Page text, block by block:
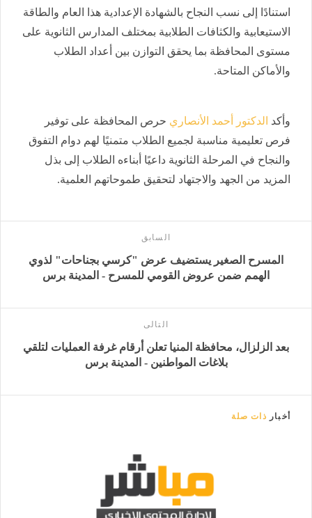
استنادًا إلى نسب النجاح بالشهادة الإعدادية هذا العام والطاقة
الاستيعابية والكثافات الطلابية بمختلف المدارس الثانوية على
مستوى المحافظة بما يحقق التوازن بين أعداد الطلاب
والأماكن المتاحة.
وأكد الدكتور أحمد الأنصاري حرص المحافظة على توفير
فرص تعليمية مناسبة لجميع الطلاب متمنيًا لهم دوام التفوق
والنجاح في المرحلة الثانوية داعيًا أبناءه الطلاب إلى بذل
المزيد من الجهد والاجتهاد لتحقيق طموحاتهم العلمية.
السابق
المسرح الصغير يستضيف عرض "كرسي بجناحات" لذوي
الهمم ضمن عروض القومي للمسرح - المدينة برس
التالى
بعد الزلزال، محافظة المنيا تعلن أرقام غرفة العمليات لتلقي
بلاغات المواطنين - المدينة برس
أخبار ذات صلة